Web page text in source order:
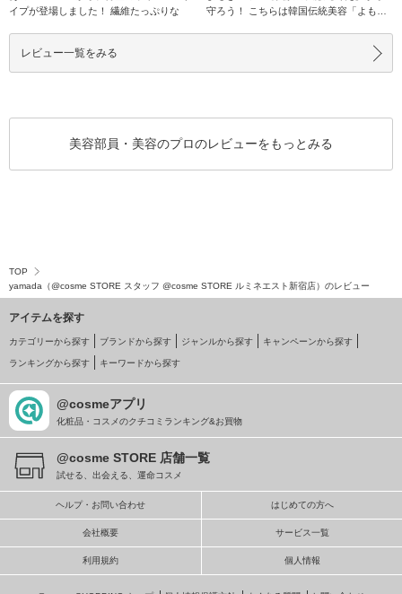
イプが登場しました！ 繊維たっぷりな
守ろう！ こちらは韓国伝統美容「よもぎ
レビュー一覧をみる
美容部員・美容のプロのレビューをもっとみる
TOP
yamada（@cosme STORE スタッフ @cosme STORE ルミネエスト新宿店）のレビュー
アイテムを探す
カテゴリーから探す ブランドから探す ジャンルから探す キャンペーンから探す
ランキングから探す キーワードから探す
@cosmeアプリ
化粧品・コスメのクチコミランキング&お買物
@cosme STORE 店舗一覧
試せる、出会える、運命コスメ
ヘルプ・お問い合わせ はじめての方へ
会社概要 サービス一覧
利用規約 個人情報